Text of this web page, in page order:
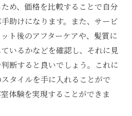
め、価格を比較することで自分
助けになります。また、サービ
ト後のアフターケアや、髪質に
いるかなどを確認し、それに見
断すると良いでしょう。これに
タイルを手に入れることがで
体験を実現することができま